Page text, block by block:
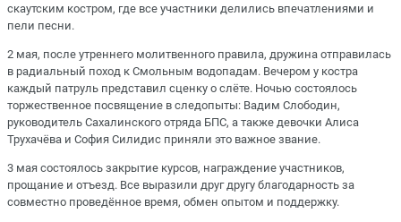
скаутским костром, где все участники делились впечатлениями и
пели песни.
2 мая, после утреннего молитвенного правила, дружина отправилась
в радиальный поход к Смольным водопадам. Вечером у костра
каждый патруль представил сценку о слёте. Ночью состоялось
торжественное посвящение в следопыты: Вадим Слободин,
руководитель Сахалинского отряда БПС, а также девочки Алиса
Трухачёва и София Силидис приняли это важное звание.
3 мая состоялось закрытие курсов, награждение участников,
прощание и отъезд. Все выразили друг другу благодарность за
совместно проведённое время, обмен опытом и поддержку.